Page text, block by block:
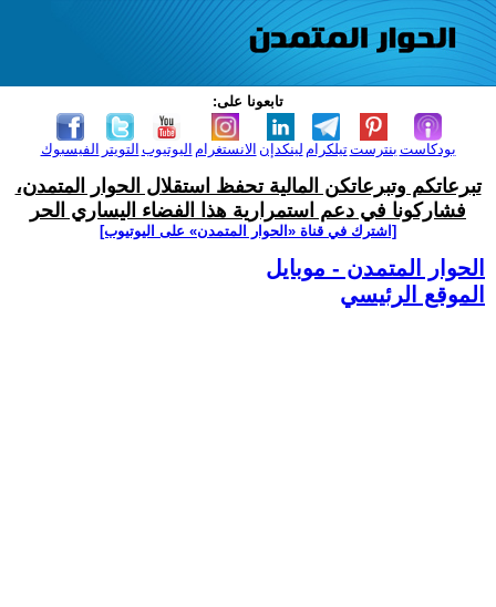
تابعونا على:
الفيسبوك التويتر اليوتيوب الانستغرام لينكدإن تيلكرامبنترست بودكاست
تبرعاتكم وتبرعاتكن المالية تحفظ استقلال الحوار المتمدن،
فشاركونا في دعم استمرارية هذا الفضاء اليساري الحر
[اشترك في قناة ‫«الحوار المتمدن» على اليوتيوب]
الحوار المتمدن - موبايل
الموقع الرئيسي